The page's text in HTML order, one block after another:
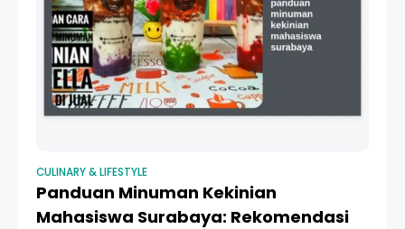
CULINARY & LIFESTYLE
Panduan Minuman Kekinian
Mahasiswa Surabaya: Rekomendasi